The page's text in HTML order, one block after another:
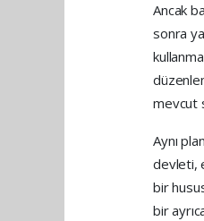
Ancak
sonra
mevcut
Aynı
devleti,
bir
bir